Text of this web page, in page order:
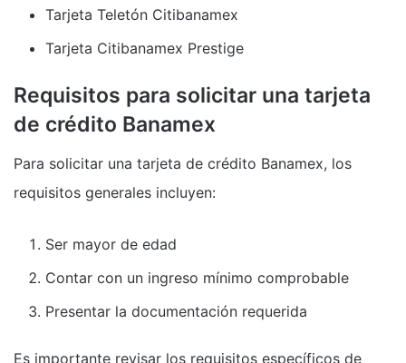
Tarjeta Teletón Citibanamex
Tarjeta Citibanamex Prestige
Requisitos para solicitar una tarjeta
de crédito Banamex
Para solicitar una tarjeta de crédito Banamex, los
requisitos generales incluyen:
Ser mayor de edad
Contar con un ingreso mínimo comprobable
Presentar la documentación requerida
Es importante revisar los requisitos específicos de